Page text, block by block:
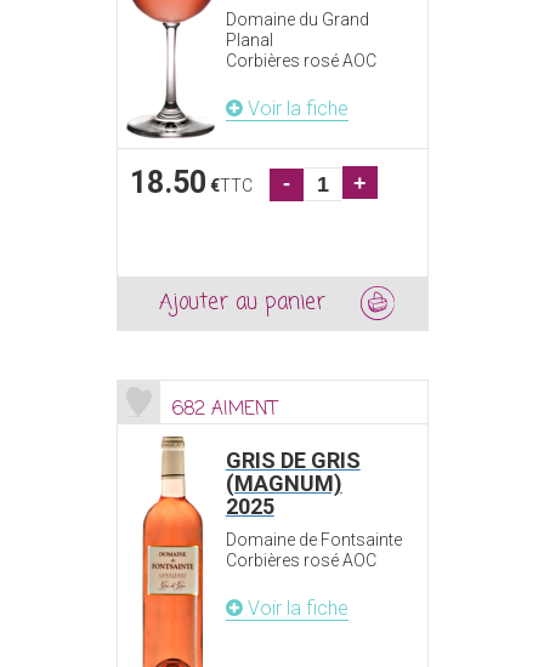
Domaine du Grand
Planal
Corbières rosé AOC
Voir la fiche
18.50 €TTC - +
Ajouter au panier
682 AIMENT
GRIS DE GRIS
(MAGNUM)
2025
Domaine de Fontsainte
Corbières rosé AOC
Voir la fiche